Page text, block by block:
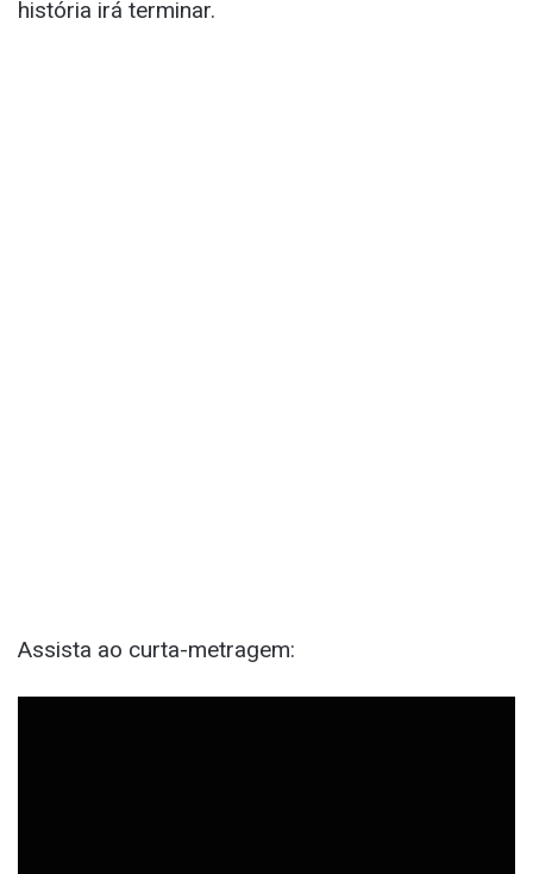
história irá terminar.
Assista ao curta-metragem: